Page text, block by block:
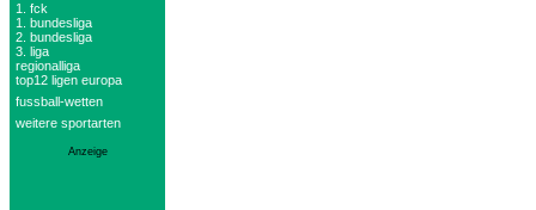
1. fck
1. bundesliga
2. bundesliga
3. liga
regionalliga
top12 ligen europa
fussball-wetten
weitere sportarten
Anzeige